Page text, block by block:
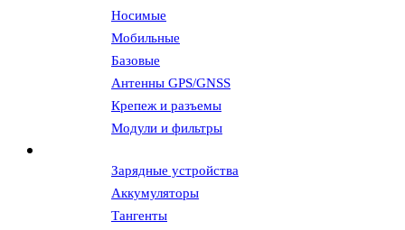
Носимые
Мобильные
Базовые
Антенны GPS/GNSS
Крепеж и разъемы
Модули и фильтры
Зарядные устройства
Аккумуляторы
Тангенты